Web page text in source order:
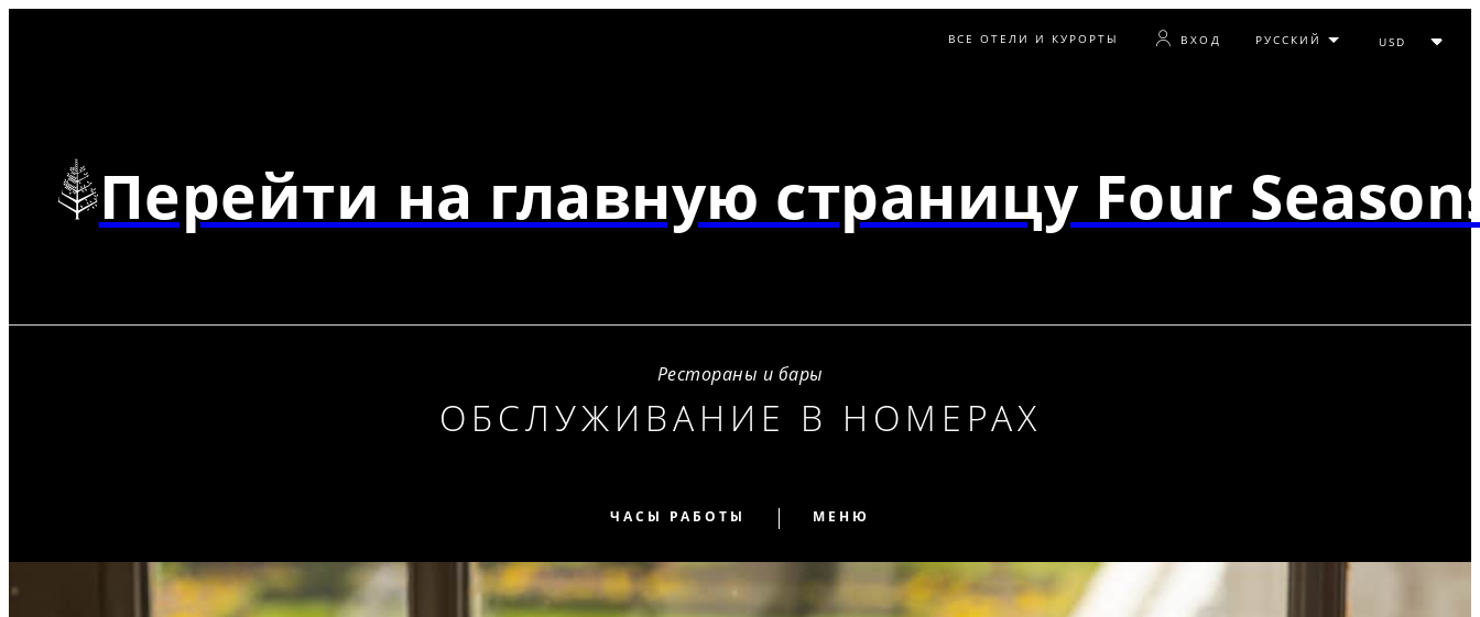
ВСЕ ОТЕЛИ И КУРОРТЫ ВХОД
Перейти на главную страницу Four
Рестораны и бары
ОБСЛУЖИВАНИЕ В НОМЕРАХ
ЧАСЫ РАБОТЫ МЕНЮ